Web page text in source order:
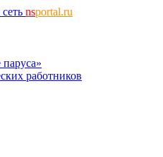
nsportal.ru
работников